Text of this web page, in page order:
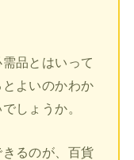
品とはいって
よいのかわか
しょうか。
るのが、百貨